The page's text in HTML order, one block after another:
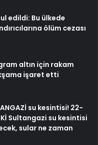
edildi: Bu ülkede
ölüm cezası
altın için rakam
işaret etti
su kesintisi! 22-
Sultangazi su kesintisi
sular ne zaman